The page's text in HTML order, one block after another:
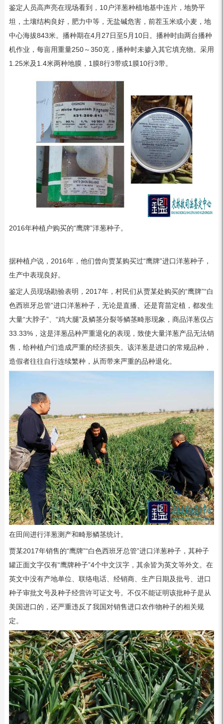
鉴定人员高声亮在现场看到，10户洋葱种植地基中连片，地势平
坦，土壤结构良好，肥力中等，无盐碱危害，前茬玉米或小麦，地
中心海拔843米。播种期在4月27日至5月10日。播种时由两台播种
机作业，每亩用重量250～350克，播种时未掺入其它填充物。采用
1.25米及1.4米两种地膜，1膜8行3带或1膜10行3带。
2016年种植户购买的“鹰牌”洋葱种子。
据种植户说，2016年，他们曾向贾某购买过“鹰牌”进口洋葱种子，
生产中表现良好。
鉴定人员现场勘验表明，2017年，村民们从贾某处购买的“鹰牌”“白
色西班牙总管”进口洋葱种子，无论是直播、还是育苗定植，都发生
大量“大脖子”、“鸡大腿”及鳞茎分裂等鳞茎畸形现象，商品洋葱仅占
33.33%，这是洋葱品种严重退化的表现，致使大量洋葱产品无法销
售，给种植户们造成严重的经济损失。该洋葱是进口的常规品种，
造假者往往自行连续繁种，从而带来严重的品种退化。
在田间进行洋葱测产和畸形鳞茎统计。
贾某2017年销售的“鹰牌”“白色西班牙总管”进口洋葱种子，其种子
罐正面文字仅有“鹰牌种子”4个中文汉字，其余皆为英文等外文。在
英文中没有产地单位、联络电话、经销商、生产日期及批号、进口
种子审批文号及种子经营许可证文号。不仅不能证明该批种子是从
美国进口的，还严重违反了我国对销售进口农作物种子的相关规
定。